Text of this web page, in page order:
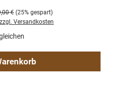
Preis:
€ (25% gespart)
Versandkosten